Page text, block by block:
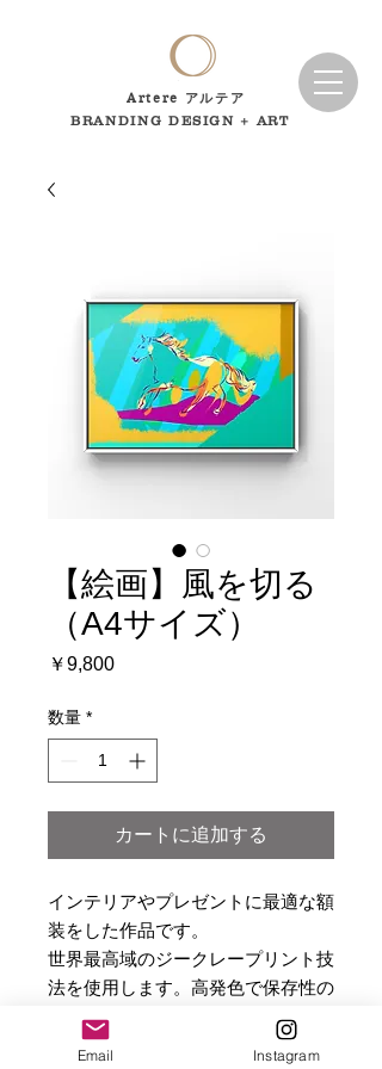
BRANDING DESIGN + ART
Artere アルテア
【絵画】風を切る
（A4サイズ）
￥9,800価
数量 *
カートに追加する
インテリアやプレゼントに最適な額
装をした作品です。
世界最高域のジークレープリント技
法を使用します。高発色で保存性の
高い、ミュージアム・クオリティの
印刷を施し、ご提供いたします。
Email Instagram